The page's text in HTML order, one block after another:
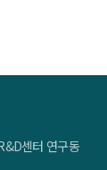
센터 연구동